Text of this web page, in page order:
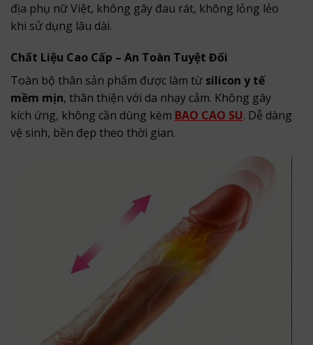
địa phụ nữ Việt, không gây đau rát, không lỏng lẻo
khi sử dụng lâu dài.
Chất Liệu Cao Cấp – An Toàn Tuyệt Đối
Toàn bộ thân sản phẩm được làm từ silicon y tế
mềm mịn, thân thiện với da nhạy cảm. Không gây
kích ứng, không cần dùng kèm BAO CAO SU. Dễ dàng
vệ sinh, bền đẹp theo thời gian.